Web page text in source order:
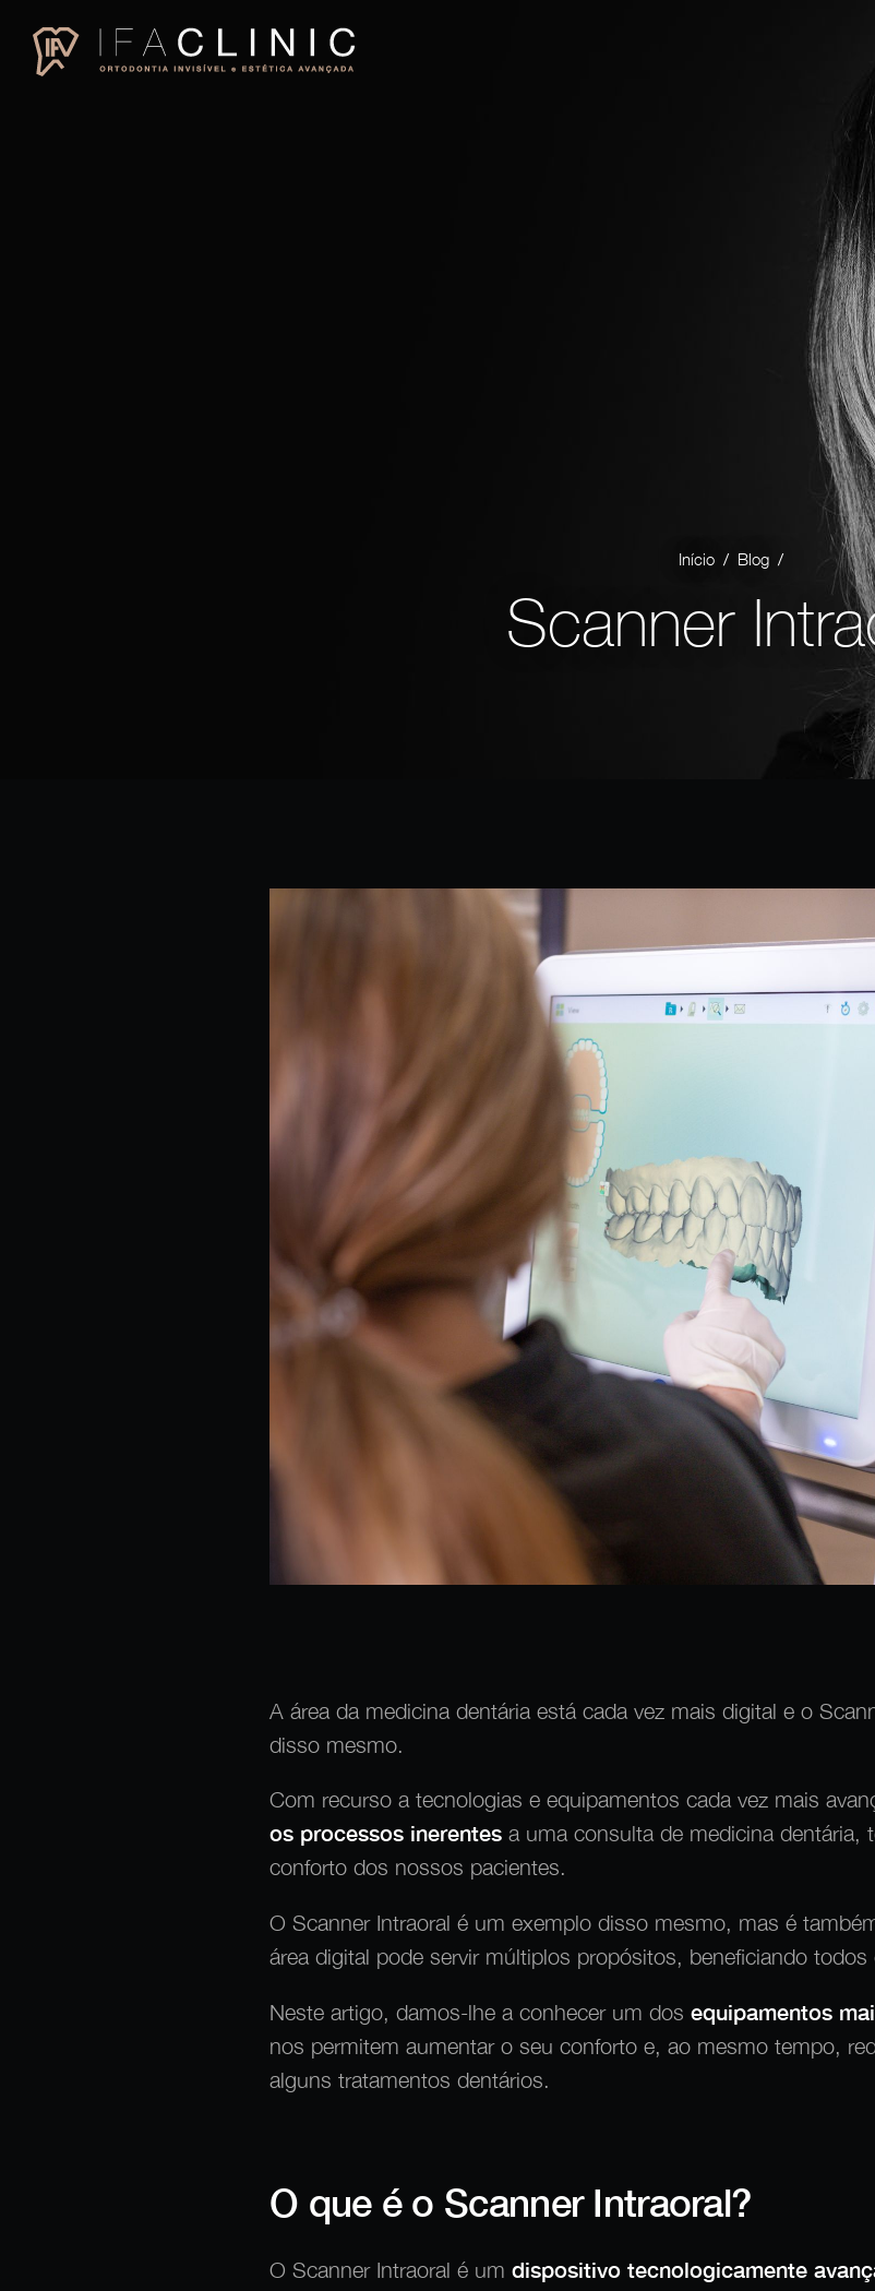
Início / Blog /
Scanner
A área da medicina dentária está cada vez mais digital e o
disso mesmo.
Com recurso a tecnologias e equipamentos cada vez mais
os processos inerentes a uma consulta de medicina dentária,
conforto dos nossos pacientes.
O Scanner Intraoral é um exemplo disso mesmo, mas é
área digital pode servir múltiplos propósitos, beneficiando todos
Neste artigo, damos-lhe a conhecer um dos equipamentos
nos permitem aumentar o seu conforto e, ao mesmo tempo,
alguns tratamentos dentários.
O que é o Scanner Intraoral?
O Scanner Intraoral é um dispositivo tecnologicamente